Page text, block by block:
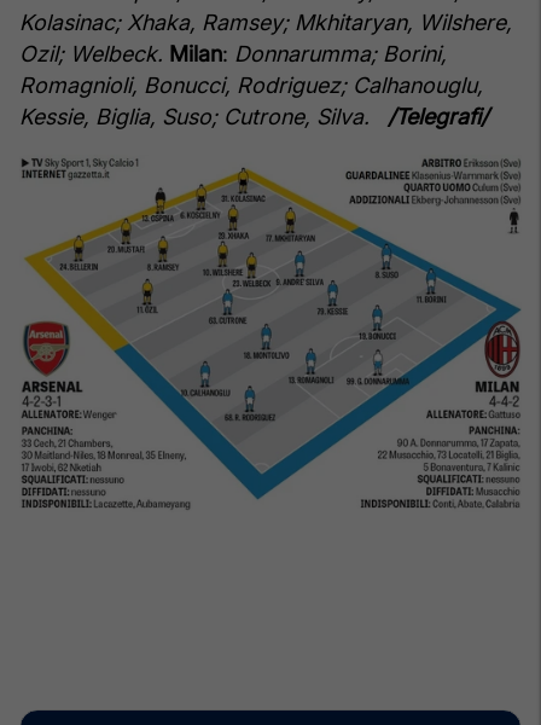
Kolasinac; Xhaka, Ramsey; Mkhitaryan, Wilshere,
Ozil; Welbeck. Milan: Donnarumma; Borini,
Romagnioli, Bonucci, Rodriguez; Calhanouglu,
Kessie, Biglia, Suso; Cutrone, Silva.
/Telegrafi/